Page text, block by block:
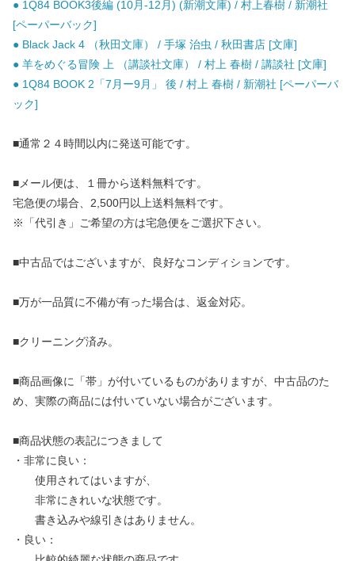
● 1Q84 BOOK3後編 (10月-12月) (新潮文庫) / 村上春樹 / 新潮社
[ペーパーバック]
● Black Jack 4 （秋田文庫） / 手塚 治虫 / 秋田書店 [文庫]
● 羊をめぐる冒険 上 （講談社文庫） / 村上 春樹 / 講談社 [文庫]
● 1Q84 BOOK 2「7月ー9月」 後 / 村上 春樹 / 新潮社 [ペーパーバ
ック]
■通常２４時間以内に発送可能です。
■メール便は、１冊から送料無料です。
宅急便の場合、2,500円以上送料無料です。
※「代引き」ご希望の方は宅急便をご選択下さい。
■中古品ではございますが、良好なコンディションです。
■万が一品質に不備が有った場合は、返金対応。
■クリーニング済み。
■商品画像に「帯」が付いているものがありますが、中古品のた
め、実際の商品には付いていない場合がございます。
■商品状態の表記につきまして
・非常に良い：
使用されてはいますが、
非常にきれいな状態です。
書き込みや線引きはありません。
・良い：